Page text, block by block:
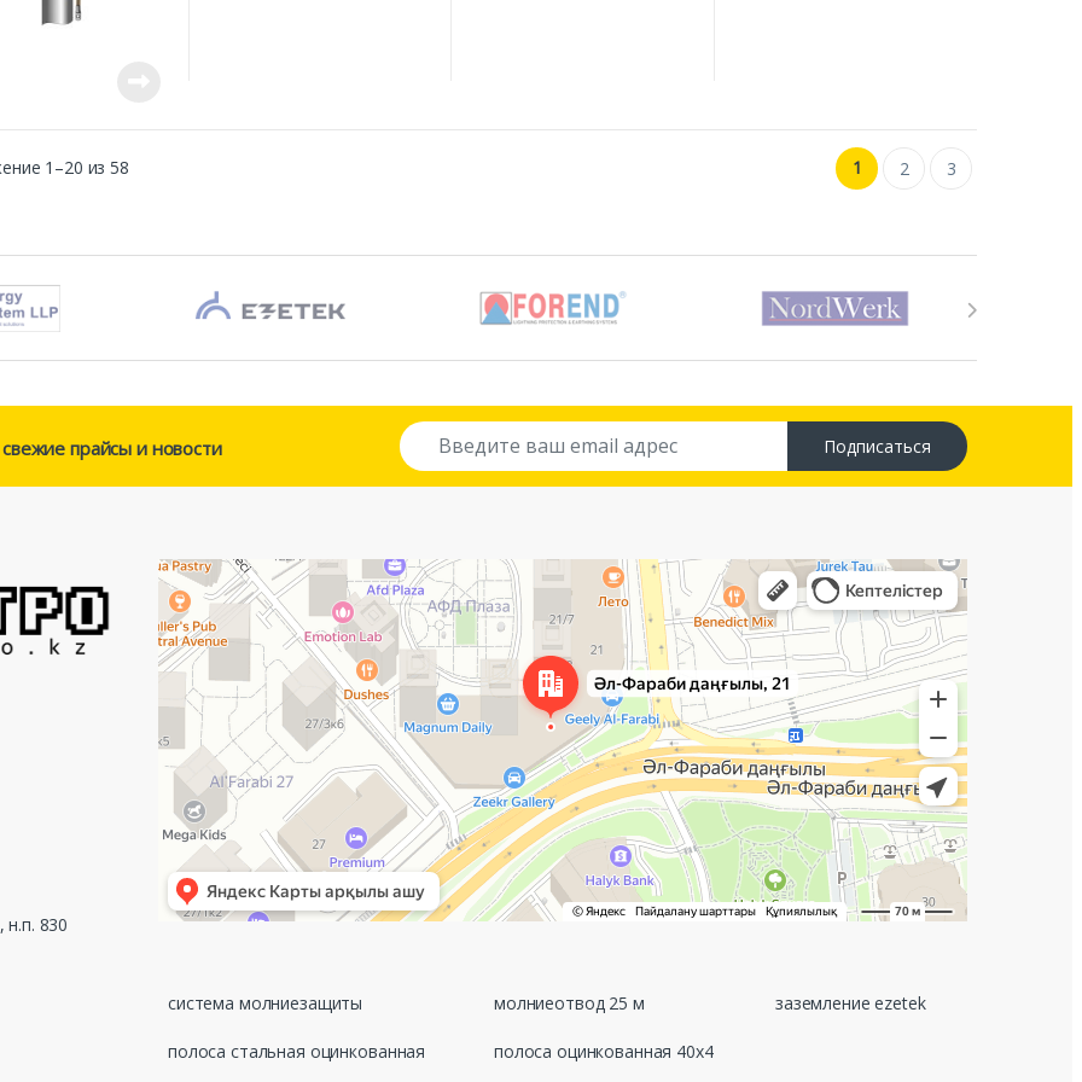
1–20 из 58 1 2 3
свежие прайсы и новости
E
m
a
*
Подписаться
830
Алматы
Проспект Аль-Фараби, 21 — Яндекс Карты
система молниезащиты молниеотвод 25 м заземление ezetek
полоса стальная оцинкованная полоса оцинкованная 40х4